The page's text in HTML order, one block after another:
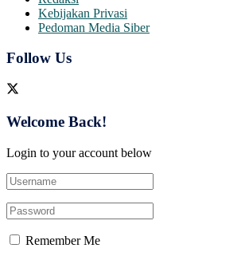
Kebijakan Privasi
Pedoman Media Siber
Follow Us
Welcome Back!
Login to your account below
Remember Me